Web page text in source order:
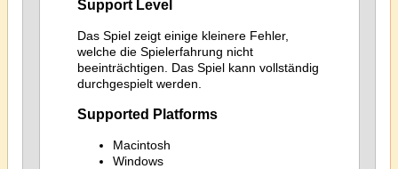
Support Level
Das Spiel zeigt einige kleinere Fehler,
welche die Spielerfahrung nicht
beeinträchtigen. Das Spiel kann vollständig
durchgespielt werden.
Supported Platforms
Macintosh
Windows